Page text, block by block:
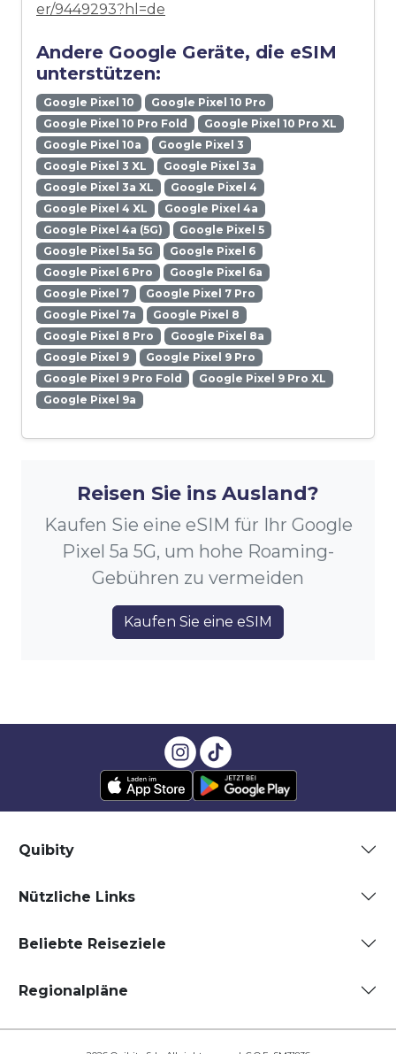
er/9449293?hl=de
Andere Google Geräte, die eSIM
unterstützen:
Google Pixel 10
Google Pixel 10 Pro
Google Pixel 10 Pro Fold
Google Pixel 10 Pro XL
Google Pixel 10a
Google Pixel 3
Google Pixel 3 XL
Google Pixel 3a
Google Pixel 3a XL
Google Pixel 4
Google Pixel 4 XL
Google Pixel 4a
Google Pixel 4a (5G)
Google Pixel 5
Google Pixel 5a 5G
Google Pixel 6
Google Pixel 6 Pro
Google Pixel 6a
Google Pixel 7
Google Pixel 7 Pro
Google Pixel 7a
Google Pixel 8
Google Pixel 8 Pro
Google Pixel 8a
Google Pixel 9
Google Pixel 9 Pro
Google Pixel 9 Pro Fold
Google Pixel 9 Pro XL
Google Pixel 9a
Reisen Sie ins Ausland?
Kaufen Sie eine eSIM für Ihr Google
Pixel 5a 5G, um hohe Roaming-
Gebühren zu vermeiden
Kaufen Sie eine eSIM
Quibity
Nützliche Links
Beliebte Reiseziele
Regionalpläne